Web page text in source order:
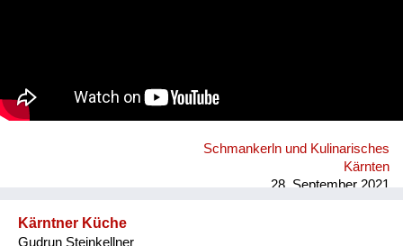
Schmankerln und Kulinarisches
Kärnten
28. September 2021
Kärntner Küche
Gudrun Steinkellner